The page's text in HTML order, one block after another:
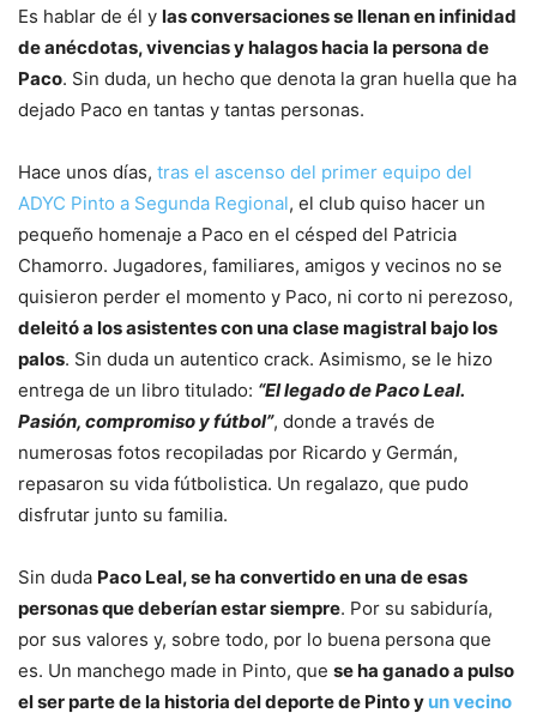
Es hablar de él y las conversaciones se llenan en infinidad
de anécdotas, vivencias y halagos hacia la persona de
Paco. Sin duda, un hecho que denota la gran huella que ha
dejado Paco en tantas y tantas personas.
Hace unos días, tras el ascenso del primer equipo del
ADYC Pinto a Segunda Regional, el club quiso hacer un
pequeño homenaje a Paco en el césped del Patricia
Chamorro. Jugadores, familiares, amigos y vecinos no se
quisieron perder el momento y Paco, ni corto ni perezoso,
deleitó a los asistentes con una clase magistral bajo los
palos. Sin duda un autentico crack. Asimismo, se le hizo
entrega de un libro titulado: “El legado de Paco Leal.
Pasión, compromiso y fútbol”, donde a través de
numerosas fotos recopiladas por Ricardo y Germán,
repasaron su vida fútbolistica. Un regalazo, que pudo
disfrutar junto su familia.
Sin duda Paco Leal, se ha convertido en una de esas
personas que deberían estar siempre. Por su sabiduría,
por sus valores y, sobre todo, por lo buena persona que
es. Un manchego made in Pinto, que se ha ganado a pulso
el ser parte de la historia del deporte de Pinto y un vecino